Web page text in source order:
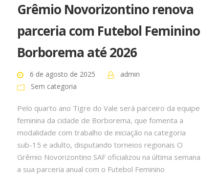
Grêmio Novorizontino renova
parceria com Futebol Feminino
Borborema até 2026
6 de agosto de 2025
admin
Sem categoria
Pelo quarto ano Tigre do Vale será parceiro da equipe
feminina da cidade de Borborema, que fomenta a
modalidade com trabalho de iniciação na categoria
sub-15 e adulto, disputando torneios regionais O
Grêmio Novorizontino SAF oficializou na última semana
a sua parceria anual com o Futebol Feminino